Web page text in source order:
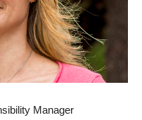
Manager